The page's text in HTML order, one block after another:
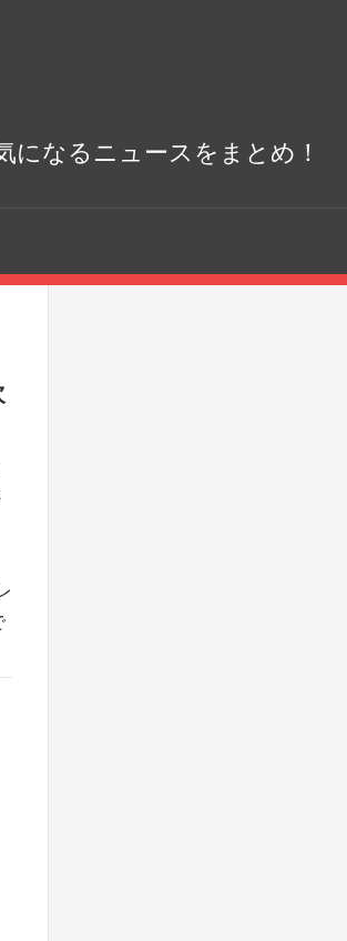
になるニュースをまとめ！